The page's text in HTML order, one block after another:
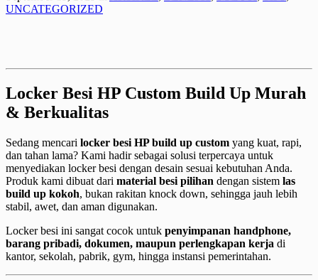
UNCATEGORIZED
Locker Besi HP Custom Build Up Murah
& Berkualitas
Sedang mencari locker besi HP build up custom yang kuat, rapi,
dan tahan lama? Kami hadir sebagai solusi terpercaya untuk
menyediakan locker besi dengan desain sesuai kebutuhan Anda.
Produk kami dibuat dari material besi pilihan dengan sistem las
build up kokoh, bukan rakitan knock down, sehingga jauh lebih
stabil, awet, dan aman digunakan.
Locker besi ini sangat cocok untuk penyimpanan handphone,
barang pribadi, dokumen, maupun perlengkapan kerja di
kantor, sekolah, pabrik, gym, hingga instansi pemerintahan.